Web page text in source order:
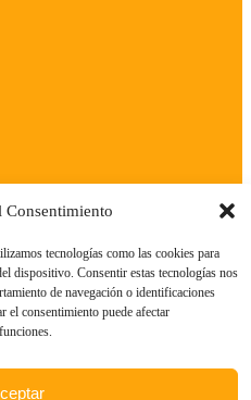
Consentimiento
tecnologías como las cookies para
dispositivo. Consentir estas tecnologías nos
de navegación o identificaciones
el consentimiento puede afectar
|Gestión de Cookies|Política de
Web y Redes|Condiciones